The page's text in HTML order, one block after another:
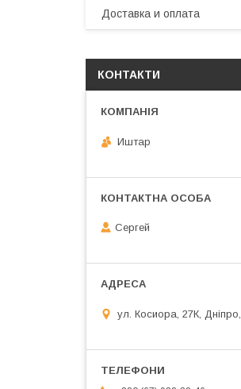
Доставка и оплата
КОНТАКТИ
Иштар
Сергей
ул. Косиора, 27К,